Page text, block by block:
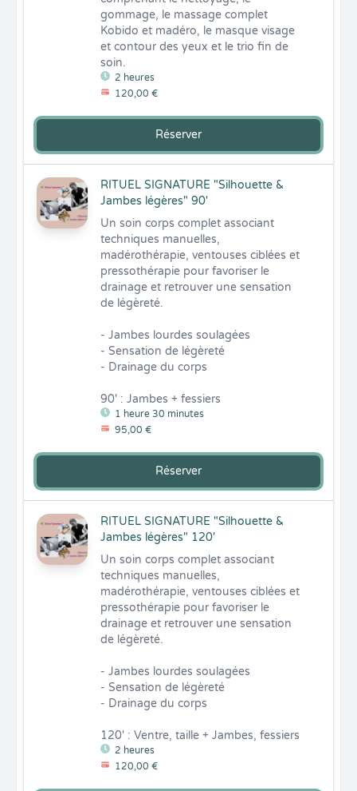
2 heures
120,00 €
gommage, le massage complet
Kobido et madéro, le masque visage
et contour des yeux et le trio fin de
soin.
Réserver
RITUEL SIGNATURE "Silhouette &
Jambes légères" 90'
1 heure 30 minutes
95,00 €
Un soin corps complet associant
techniques manuelles,
madérothérapie, ventouses ciblées et
pressothérapie pour favoriser le
drainage et retrouver une sensation
de légèreté.
- Jambes lourdes soulagées
- Sensation de légèreté
- Drainage du corps
90' : Jambes + fessiers
Réserver
RITUEL SIGNATURE "Silhouette &
Jambes légères" 120'
2 heures
120,00 €
Un soin corps complet associant
techniques manuelles,
madérothérapie, ventouses ciblées et
pressothérapie pour favoriser le
drainage et retrouver une sensation
de légèreté.
- Jambes lourdes soulagées
- Sensation de légèreté
- Drainage du corps
120' : Ventre, taille + Jambes, fessiers